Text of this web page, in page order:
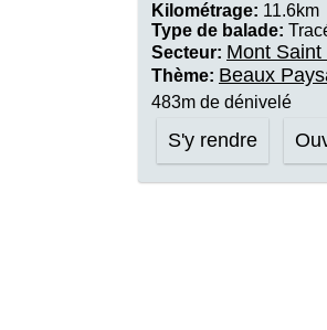
Kilométrage: 11.6km
Type de balade:
Secteur: Mont Saint
Thème: Beaux
483m de dénivelé
S'y rendre